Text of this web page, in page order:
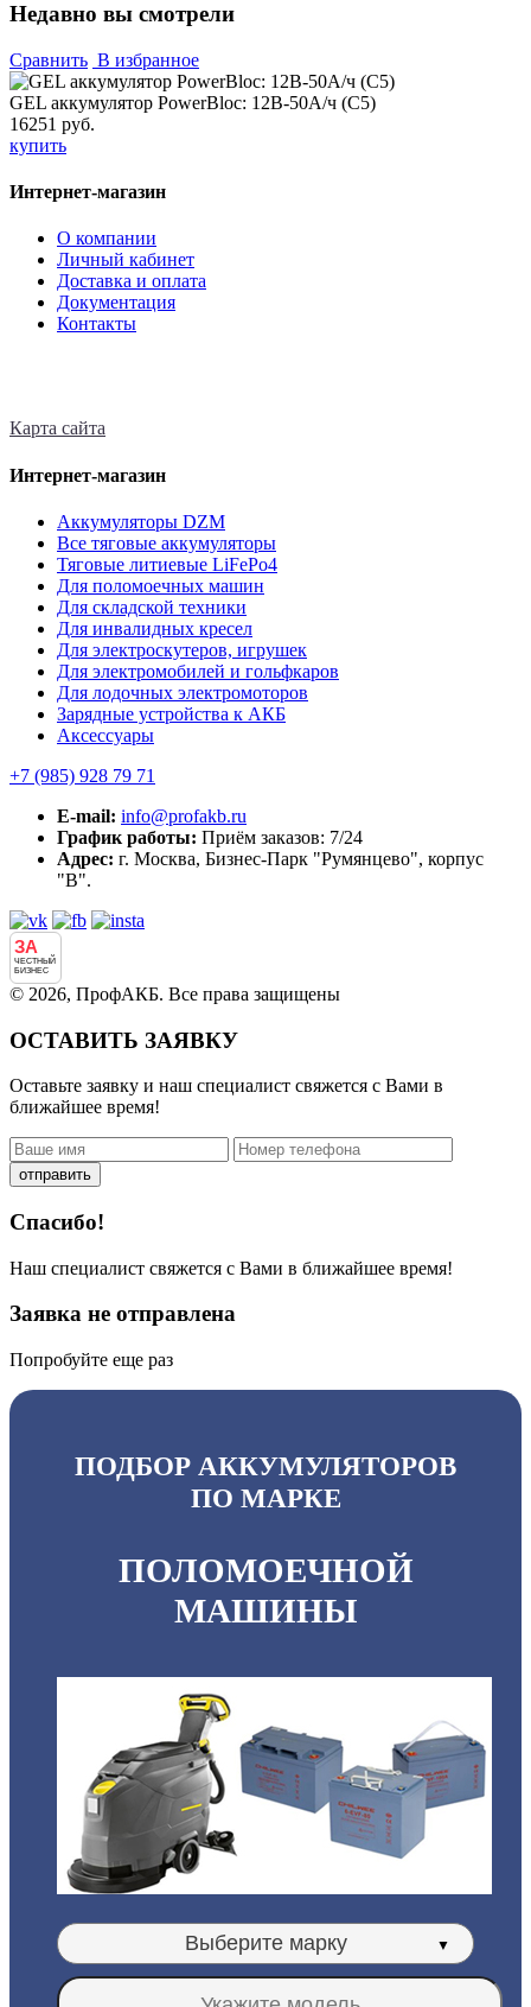
Недавно вы смотрели
Сравнить В избранное
GEL аккумулятор PowerBloc: 12В-50А/ч (С5)
16251 руб.
купить
Интернет-магазин
О компании
Личный кабинет
Доставка и оплата
Документация
Контакты
Карта сайта
Интернет-магазин
Аккумуляторы DZM
Все тяговые аккумуляторы
Тяговые литиевые LiFePo4
Для поломоечных машин
Для складской техники
Для инвалидных кресел
Для электроскутеров, игрушек
Для электромобилей и гольфкаров
Для лодочных электромоторов
Зарядные устройства к АКБ
Аксессуары
+7 (985) 928 79 71
E-mail: info@profakb.ru
График работы: Приём заказов: 7/24
Адрес: г. Москва, Бизнес-Парк "Румянцево", корпус
"В".
ЗА
ЧЕСТНЫЙ
БИЗНЕС
© 2026, ПрофАКБ. Все права защищены
ОСТАВИТЬ ЗАЯВКУ
Оставьте заявку и наш специалист свяжется с Вами в
ближайшее время!
отправить
Спасибо!
Наш специалист свяжется с Вами в ближайшее время!
Заявка не отправлена
Попробуйте еще раз
ПОДБОР АККУМУЛЯТОРОВ
ПО МАРКЕ
ПОЛОМОЕЧНОЙ
МАШИНЫ